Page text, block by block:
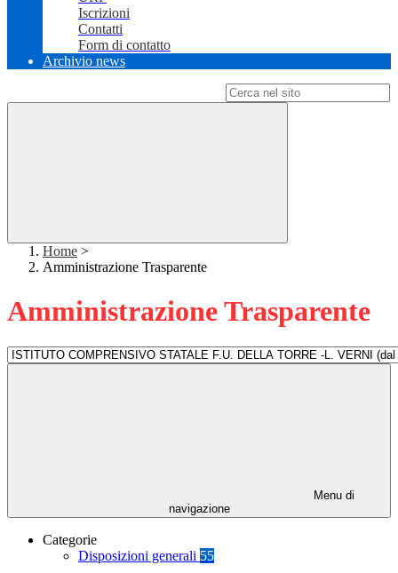
Iscrizioni
Contatti
Form di contatto
Archivio news
Home >
Amministrazione Trasparente
Amministrazione Trasparente
Menu di
navigazione
Categorie
Disposizioni generali 55